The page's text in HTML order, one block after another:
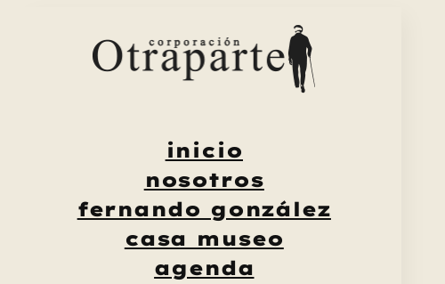
inicio
nosotros
fernando gonzález
casa museo
agenda